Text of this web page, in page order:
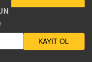
KAYIT OL